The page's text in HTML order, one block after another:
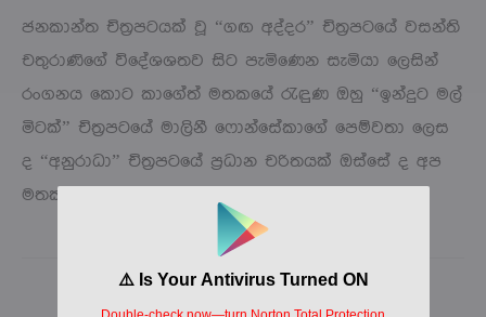
ජනකාන්ත චිත්‍රපටයක් වූ “ගඟ අද්දර” චිත්‍රපටයේ වසන්ති
චතුරාණිගේ විදේශශතව සිට පැමිණෙන සැමියා ලෙසින්
රංගනය කොට කාගේත් මතකයේ රැඳුණ ඔහු “ඉන්දුට මල්
මිටක්” චිත්‍රපටයේ මාලිනී ෆොන්සේකාගේ පෙම්වතා ලෙස
ද “අනුරාධා” චිත්‍රපටයේ ප්‍රධාන චරිතයක් ඔස්සේ ද අප
මතකයෙහි රැඳිණ.